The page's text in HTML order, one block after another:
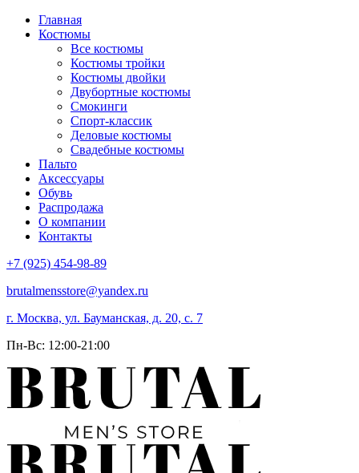
Главная
Костюмы
Все костюмы
Костюмы тройки
Костюмы двойки
Двубортные костюмы
Смокинги
Спорт-классик
Деловые костюмы
Свадебные костюмы
Пальто
Аксессуары
Обувь
Распродажа
О компании
Контакты
+7 (925) 454-98-89
brutalmensstore@yandex.ru
г. Москва, ул. Бауманская, д. 20, с. 7
Пн-Вс: 12:00-21:00